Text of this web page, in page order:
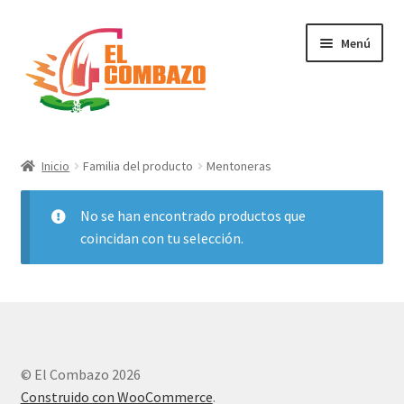
Menú
DJ, Audio e Iluminación PRO
Grabación de Audio & Video
Marcas
Inicio Familia del producto Mentoneras
No se han encontrado productos que
coincidan con tu selección.
© El Combazo 2026
Construido con WooCommerce.